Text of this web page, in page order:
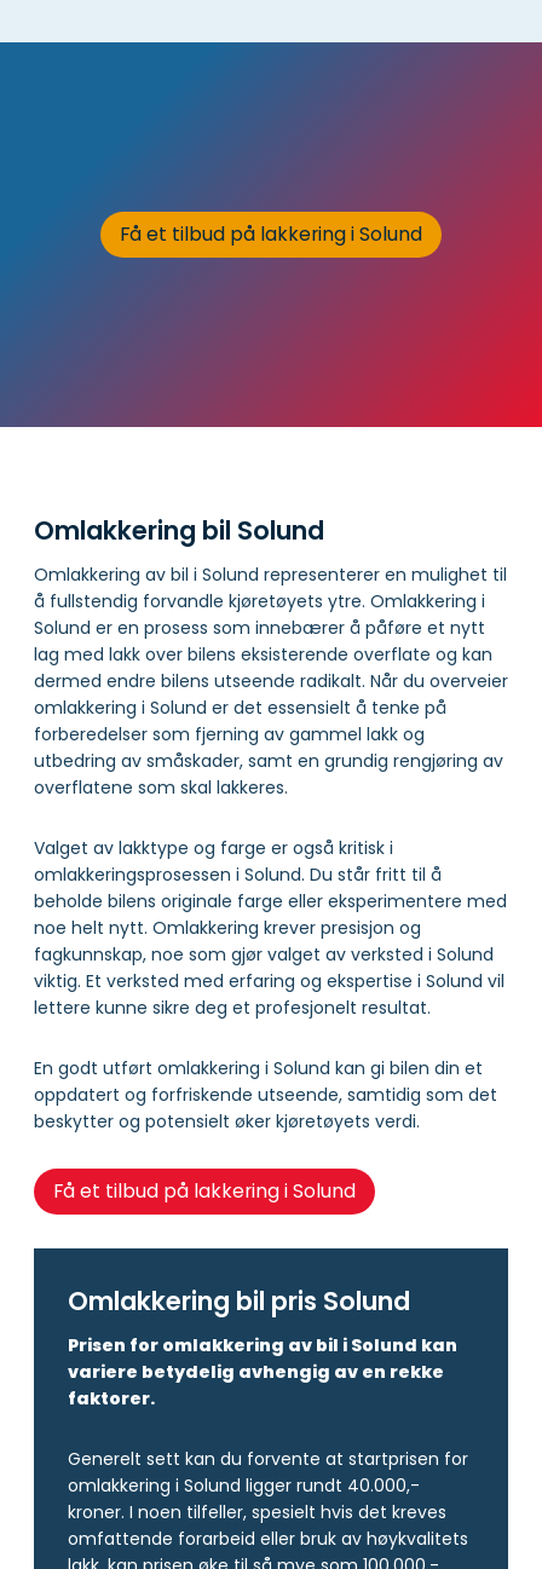
Få et tilbud på lakkering i Solund
Omlakkering bil Solund
Omlakkering av bil i Solund representerer en mulighet til
å fullstendig forvandle kjøretøyets ytre. Omlakkering i
Solund er en prosess som innebærer å påføre et nytt
lag med lakk over bilens eksisterende overflate og kan
dermed endre bilens utseende radikalt. Når du overveier
omlakkering i Solund er det essensielt å tenke på
forberedelser som fjerning av gammel lakk og
utbedring av småskader, samt en grundig rengjøring av
overflatene som skal lakkeres.
Valget av lakktype og farge er også kritisk i
omlakkeringsprosessen i Solund. Du står fritt til å
beholde bilens originale farge eller eksperimentere med
noe helt nytt. Omlakkering krever presisjon og
fagkunnskap, noe som gjør valget av verksted i Solund
viktig. Et verksted med erfaring og ekspertise i Solund vil
lettere kunne sikre deg et profesjonelt resultat.
En godt utført omlakkering i Solund kan gi bilen din et
oppdatert og forfriskende utseende, samtidig som det
beskytter og potensielt øker kjøretøyets verdi.
Få et tilbud på lakkering i Solund
Omlakkering bil pris Solund
Prisen for omlakkering av bil i Solund kan
variere betydelig avhengig av en rekke
faktorer.
Generelt sett kan du forvente at startprisen for
omlakkering i Solund ligger rundt 40.000,-
kroner. I noen tilfeller, spesielt hvis det kreves
omfattende forarbeid eller bruk av høykvalitets